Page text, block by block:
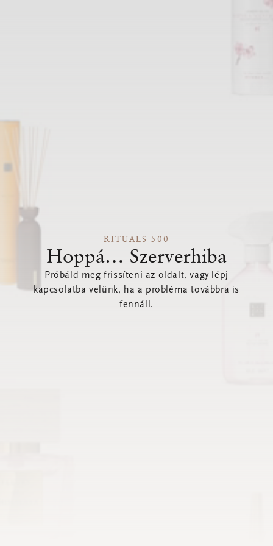
RITUALS 500
Hoppá… Szerverhiba
Próbáld meg frissíteni az oldalt, vagy lépj
kapcsolatba velünk, ha a probléma továbbra is
fennáll.